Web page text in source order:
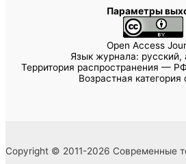
Параметры
Open Access
Язык журнала: русский,
Территория распространения —
Возрастная категория
Copyright © 2011-2026 Современные